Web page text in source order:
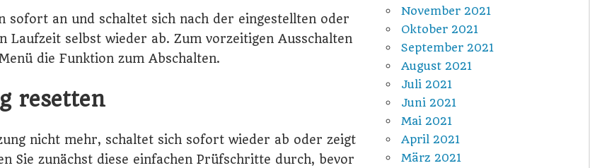
sofort an und schaltet sich nach der eingestellten oder
Laufzeit selbst wieder ab. Zum vorzeitigen Ausschalten
die Funktion zum Abschalten.
resetten
nicht mehr, schaltet sich sofort wieder ab oder zeigt
Sie zunächst diese einfachen Prüfschritte durch, bevor
November 2021
Oktober 2021
September 2021
August 2021
Juli 2021
Juni 2021
Mai 2021
April 2021
März 2021